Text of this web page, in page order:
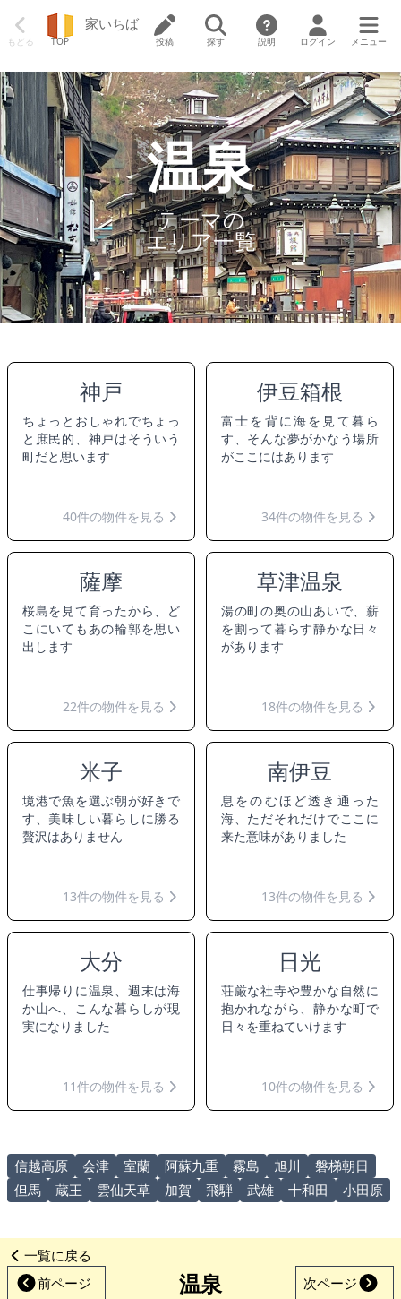
もどる TOP
家いちば
投稿 探す 説明 ログイン メニュー
温泉
テーマの
エリア一覧
神戸
ちょっとおしゃれでちょっ
と庶民的、神戸はそういう
町だと思います
40件の物件を見る
伊豆箱根
富士を背に海を見て暮ら
す、そんな夢がかなう場所
がここにはあります
34件の物件を見る
薩摩
桜島を見て育ったから、ど
こにいてもあの輪郭を思い
出します
22件の物件を見る
草津温泉
湯の町の奥の山あいで、薪
を割って暮らす静かな日々
があります
18件の物件を見る
米子
境港で魚を選ぶ朝が好きで
す、美味しい暮らしに勝る
贅沢はありません
13件の物件を見る
南伊豆
息をのむほど透き通った
海、ただそれだけでここに
来た意味がありました
13件の物件を見る
大分
仕事帰りに温泉、週末は海
か山へ、こんな暮らしが現
実になりました
11件の物件を見る
日光
荘厳な社寺や豊かな自然に
抱かれながら、静かな町で
日々を重ねていけます
10件の物件を見る
信越高原 会津 室蘭 阿蘇九重 霧島 旭川
磐梯朝日
但馬
蔵王 雲仙天草 加賀 飛騨 武雄 十和田 小田原
一覧に戻る
前ページ
温泉 次ページ